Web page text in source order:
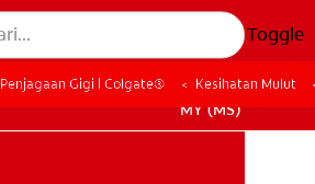
Toggle
MY (MS)
Gigi | Colgate® Kesihatan Mulut